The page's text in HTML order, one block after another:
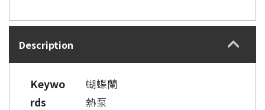
Description
Keywo
rds
蝴蝶蘭
熱泵